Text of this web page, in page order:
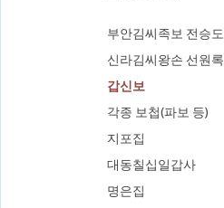
부안김씨족보 전승도
신라김씨왕손 선원록
갑신보
각종 보첩(파보 등)
지포집
대동칠십일갑사
명은집